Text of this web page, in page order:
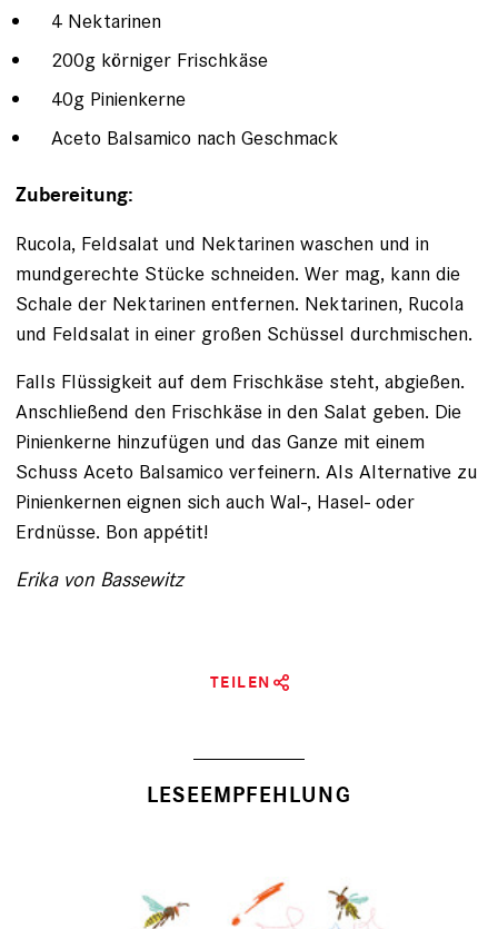
4 Nektarinen
200g körniger Frischkäse
40g Pinienkerne
Aceto Balsamico nach Geschmack
Zubereitung:
Rucola, Feldsalat und Nektarinen waschen und in
mundgerechte Stücke schneiden. Wer mag, kann die
Schale der Nektarinen entfernen. Nektarinen, Rucola
und Feldsalat in einer großen Schüssel durchmischen.
Falls Flüssigkeit auf dem Frischkäse steht, abgießen.
Anschließend den Frischkäse in den Salat geben. Die
Pinienkerne hinzufügen und das Ganze mit einem
Schuss Aceto Balsamico verfeinern. Als Alternative zu
Pinienkernen eignen sich auch Wal-, Hasel- oder
Erdnüsse. Bon appétit!
Erika von Bassewitz
TEILEN
LESEEMPFEHLUNG